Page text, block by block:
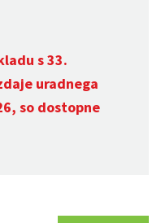
s 33.
uradnega
so dostopne